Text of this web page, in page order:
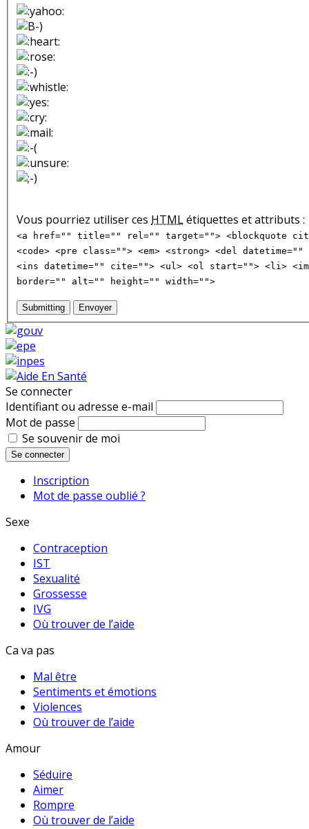
Vous pourriez utiliser ces HTMLétiquettes et attributs :
<a href="" title="" rel="" target=""> <blockquote
<code> <pre class=""> <em> <strong> <del
<ins datetime="" cite=""> <ul> <ol start=""> <li>
border="" alt="" height="" width="">
Submitting Envoyer
Se connecter
Identifiant ou adresse e-mail
Mot de passe
Se souvenir de moi
Se connecter
Inscription
Mot de passe oublié ?
Sexe
Contraception
IST
Sexualité
Grossesse
IVG
Où trouver de l’aide
Ca va pas
Mal être
Sentiments et émotions
Violences
Où trouver de l’aide
Amour
Séduire
Aimer
Rompre
Où trouver de l’aide